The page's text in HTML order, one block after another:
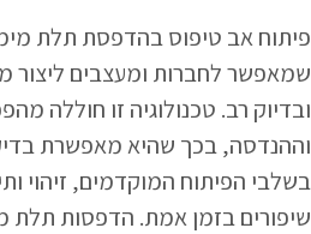
פיתוח אב טיפוס בהדפסת תלת
שמאפשר לחברות ומעצבים ליצור
ובדיוק רב. טכנולוגיה זו חוללה
וההנדסה, בכך שהיא מאפשרת
בשלבי הפיתוח המוקדמים, זיהוי
שיפורים בזמן אמת. הדפסות תלת